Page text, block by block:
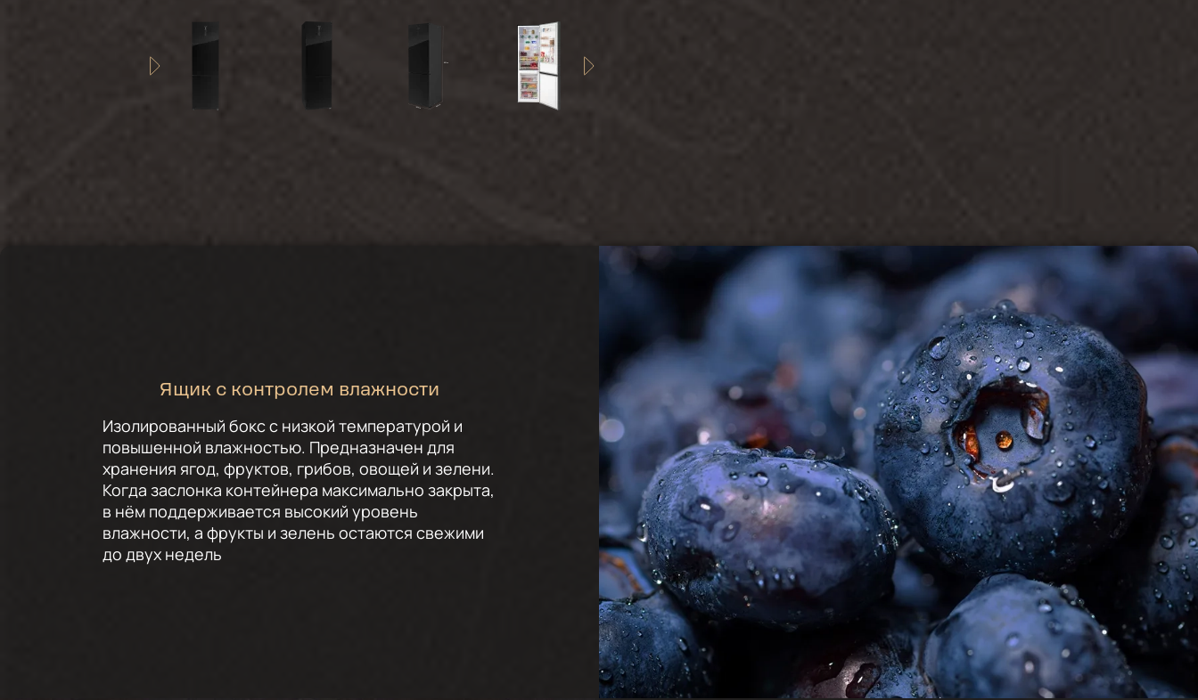
Ящик с контролем влажности
Изолированный бокс с низкой температурой и
повышенной влажностью. Предназначен для
хранения ягод, фруктов, грибов, овощей и зелени.
Когда заслонка контейнера максимально закрыта,
в нём поддерживается высокий уровень
влажности, а фрукты и зелень остаются свежими
до двух недель